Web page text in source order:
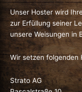
Unser Hoster wird
zur Erfüllung seiner
unsere Weisungen in
Wir setzen folgenden
Strato AG